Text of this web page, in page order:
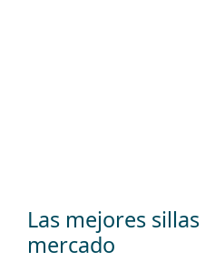
Las mejores
mercado